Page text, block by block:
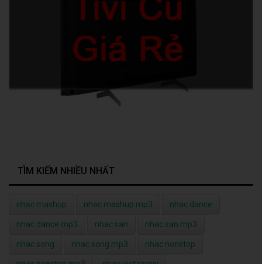
nhạc mashup mp3
nonstop viet mix mp3 china mix china mix mp3
nhac dubstep nhac dubstep mp3 nhac edm
nhac edm mp3 nhac dj mp3
nhac beatbox mp3 nhac house